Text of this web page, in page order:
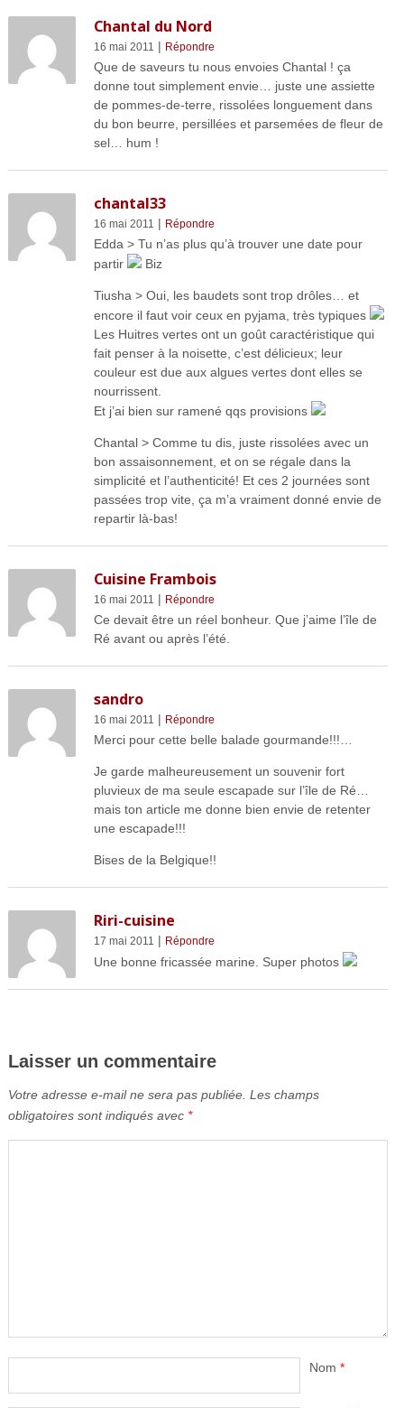
Chantal du Nord
16 mai 2011 | Répondre
Que de saveurs tu nous envoies Chantal ! ça
donne tout simplement envie… juste une assiette
de pommes-de-terre, rissolées longuement dans
du bon beurre, persillées et parsemées de fleur de
sel… hum !
chantal33
16 mai 2011 | Répondre
Edda > Tu n’as plus qu’à trouver une date pour
partir
Biz
Tiusha > Oui, les baudets sont trop drôles… et
encore il faut voir ceux en pyjama, très typiques
Les Huitres vertes ont un goût caractéristique qui
fait penser à la noisette, c’est délicieux; leur
couleur est due aux algues vertes dont elles se
nourrissent.
Et j’ai bien sur ramené qqs provisions
Chantal > Comme tu dis, juste rissolées avec un
bon assaisonnement, et on se régale dans la
simplicité et l’authenticité! Et ces 2 journées sont
passées trop vite, ça m’a vraiment donné envie de
repartir là-bas!
Cuisine Frambois
16 mai 2011 | Répondre
Ce devait être un réel bonheur. Que j’aime l’île de
Ré avant ou après l’été.
sandro
16 mai 2011 | Répondre
Merci pour cette belle balade gourmande!!!…
Je garde malheureusement un souvenir fort
pluvieux de ma seule escapade sur l’île de Ré…
mais ton article me donne bien envie de retenter
une escapade!!!
Bises de la Belgique!!
Riri-cuisine
17 mai 2011 | Répondre
Une bonne fricassée marine. Super photos
Laisser un commentaire
Votre adresse e-mail ne sera pas publiée. Les champs
obligatoires sont indiqués avec *
Nom *